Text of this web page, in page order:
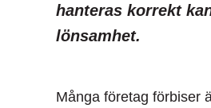
hanteras korrekt
lönsamhet.
Många företag förbiser